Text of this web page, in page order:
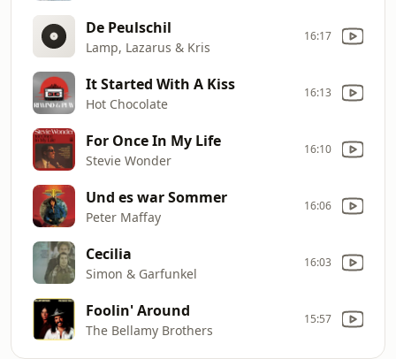
De Peulschil
Lamp, Lazarus & Kris
16:17
It Started With A Kiss
Hot Chocolate
16:13
For Once In My Life
Stevie Wonder
16:10
Und es war Sommer
Peter Maffay
16:06
Cecilia
Simon & Garfunkel
16:03
Foolin' Around
The Bellamy Brothers
15:57